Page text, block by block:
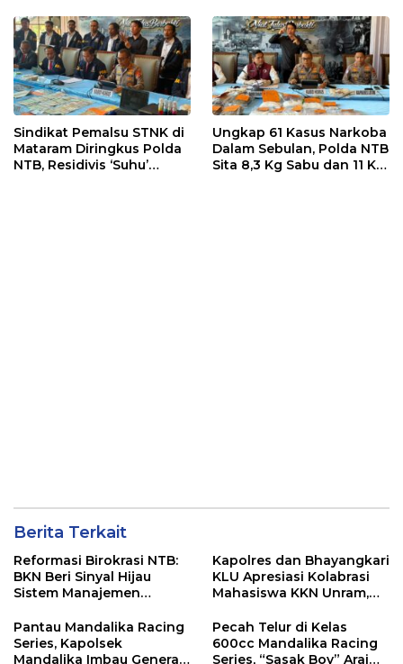
Sindikat Pemalsu STNK di
Mataram Diringkus Polda
NTB, Residivis ‘Suhu’
Ungkap 61 Kasus Narkoba
Dalam Sebulan, Polda NTB
Sita 8,3 Kg Sabu dan 11 Kg
Berita Terkait
Reformasi Birokrasi NTB:
BKN Beri Sinyal Hijau
Sistem Manajemen
Kapolres dan Bhayangkari
KLU Apresiasi Kolabrasi
Mahasiswa KKN Unram,
Sampah Jadi Rupiah
Pantau Mandalika Racing
Series, Kapolsek
Mandalika Imbau Generasi
Pecah Telur di Kelas
600cc Mandalika Racing
Series, “Sasak Boy” Arai